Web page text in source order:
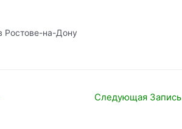
Следующая Запись